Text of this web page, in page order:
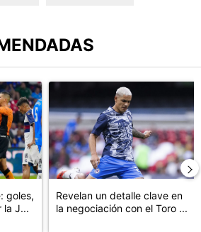
con más comentarios en los
con el título "Cruz Azul 2-3 Atlante:
Un artículo de tendencia con el